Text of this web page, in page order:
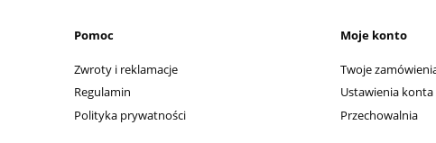
Pomoc
Zwroty i reklamacje
Regulamin
Polityka prywatności
Moje konto
Twoje
Ustawienia konta
Przechowalnia